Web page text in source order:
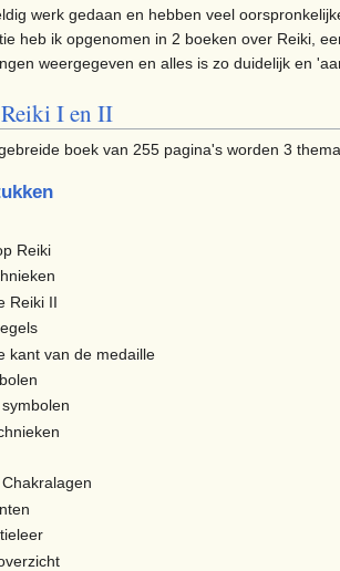
werk gedaan en hebben veel
heb ik opgenomen in 2 boeken over Reiki,
weergegeven en alles is zo duidelijk en
I en II
boek van 255 pagina's worden 3
Reiki
Reiki II
kant van de medaille